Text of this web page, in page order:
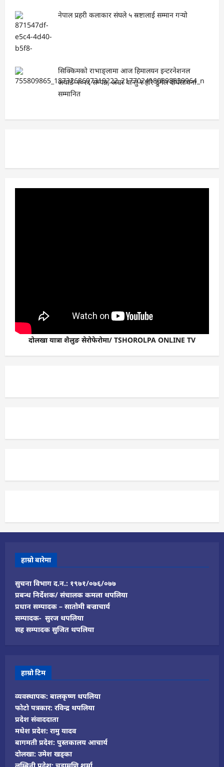
नेपाल प्रहरी कलाकार संघले ५ स्रष्टालाई सम्मान गर्‍यो
सिक्किमको राभाङ्लामा आज हिमालयन इन्टरनेशनल
अवार्ड–२०२६ सम्पन्न, अमर वान्तु र हरि ढुंगेल दीर्घसाधना
सम्मानित
दोलखा यात्रा शैलुङ सेरोफेरोमा/ TSHOROLPA ONLINE TV
हाम्रो बारेमा
सुचना विभाग द.न.: १९७१/०७६/०७७
प्रबन्ध निर्देशक/ संचालक कमला थपलिया
प्रधान सम्पादक – सातोमी बज्राचार्य
सम्पादक- सुरज थपलिया
सह सम्पादक सुजित थपलिया
हाम्रो टिम
व्यवस्थापक: बालकृष्ण थपलिया
फोटो पत्रकार: रविन्द्र थपलिया
प्रदेश संवाददाता
मधेश प्रदेश: रामु यादव
बागमती प्रदेश: पुस्तकालय आचार्य
दोलखा: उमेश खड्का